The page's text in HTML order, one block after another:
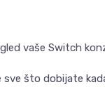
vaše Switch
sve što dobijate